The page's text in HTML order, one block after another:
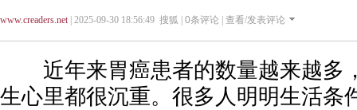
www.creaders.net| 2025-09-30 18:56:49 搜狐 | 0条评论 | 查看/发表评论
近年来胃癌患者的数量越来越多
生心里都很沉重。很多人明明生活条